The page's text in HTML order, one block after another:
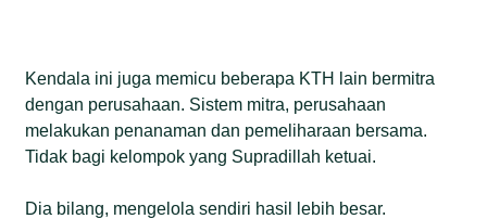
Kendala ini juga memicu beberapa KTH lain bermitra
dengan perusahaan. Sistem mitra, perusahaan
melakukan penanaman dan pemeliharaan bersama.
Tidak bagi kelompok yang Supradillah ketuai.
Dia bilang, mengelola sendiri hasil lebih besar.